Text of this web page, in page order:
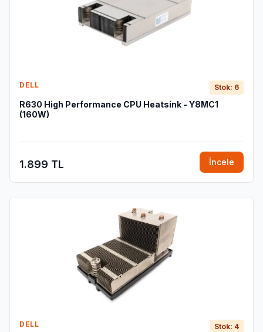
DELL Stok: 6
R630 High Performance CPU Heatsink - Y8MC1
(160W)
1.899 TL İncele
DELL Stok: 4